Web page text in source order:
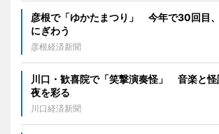
彦根で「ゆかたまつり」 今年で30回目
にぎわう
彦根経済新聞
川口・歓喜院で「笑撃演奏怪」 音楽と怪
夜を彩る
川口経済新聞